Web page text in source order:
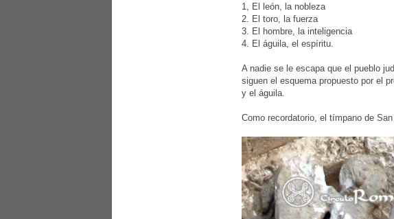
1, El león, la nobleza
2. El toro, la fuerza
3. El hombre, la inteligencia
4. El águila, el espíritu.
A nadie se le escapa que el pueblo
siguen el esquema propuesto por el
y el águila.
Como recordatorio, el tímpano de